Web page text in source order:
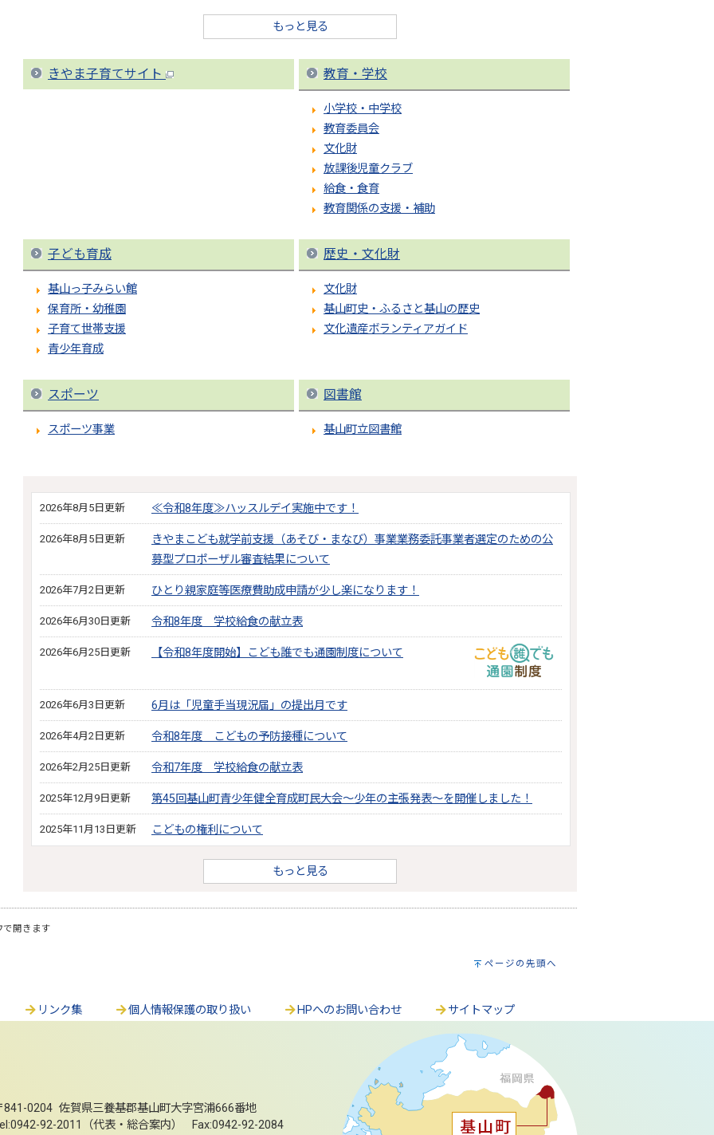
もっと見る
きやま子育てサイト 教育・学校
小学校・中学校
教育委員会
文化財
放課後児童クラブ
給食・食育
教育関係の支援・補助
子ども育成
基山っ子みらい館
保育所・幼稚園
子育て世帯支援
青少年育成
歴史・文化財
文化財
基山町史・ふるさと基山の歴史
文化遺産ボランティアガイド
スポーツ
スポーツ事業
図書館
基山町立図書館
2026年8月5日更新 ≪令和8年度≫ハッスルデイ実施中です！
2026年8月5日更新
きやまこども就学前支援（あそび・まなび）事業業務委託事業者選定のための公
募型プロポーザル審査結果について
2026年7月2日更新 ひとり親家庭等医療費助成申請が少し楽になります！
2026年6月30日更新 令和8年度 学校給食の献立表
2026年6月25日更新 【令和8年度開始】こども誰でも通園制度について
2026年6月3日更新 6月は「児童手当現況届」の提出月です
2026年4月2日更新 令和8年度 こどもの予防接種について
2026年2月25日更新 令和7年度 学校給食の献立表
2025年12月9日更新 第45回基山町青少年健全育成町民大会～少年の主張発表～を開催しました！
2025年11月13日更新 こどもの権利について
もっと見る
開きます
ページの先頭へ
リンク集 個人情報保護の取り扱い HPへのお問い合わせ サイトマップ
841-0204 佐賀県三養基郡基山町大字宮浦666番地
92-2011（代表・総合案内） Fax:0942-92-2084